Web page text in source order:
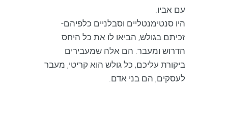
עם אביו.
היו סנטימנטליים וסבלניים כלפיהם-
זכיתם בגולש, הביאו לו את כל היחס
הדרוש ומעבר. הם אלה שמעבירים
ביקורת עליכם, כל גולש הוא קריטי, מעבר
לעסקים, הם בני אדם.